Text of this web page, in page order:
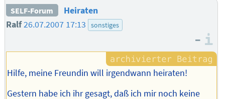
SELF-Forum
Heiraten
Ralf26.07.2007 17:13 sonstiges
–
Hilfe, meine Freundin will irgendwann heiraten!
Gestern habe ich ihr gesagt, daß ich mir noch keine